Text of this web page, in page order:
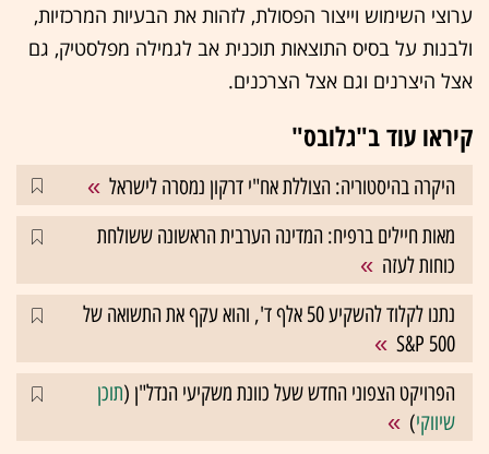
ערוצי השימוש וייצור הפסולת, לזהות את הבעיות המרכזיות,
ולבנות על בסיס התוצאות תוכנית אב לגמילה מפלסטיק, גם
אצל היצרנים וגם אצל הצרכנים.
קיראו עוד ב"גלובס"
היקרה בהיסטוריה: הצוללת אח"י דרקון נמסרה לישראל
מאות חיילים ברפיח: המדינה הערבית הראשונה ששולחת
כוחות לעזה
נתנו לקלוד להשקיע 50 אלף ד', והוא עקף את התשואה של
S&P 500
הפרויקט הצפוני החדש שעל כוונת משקיעי הנדל"ן (תוכן
שיווקי)